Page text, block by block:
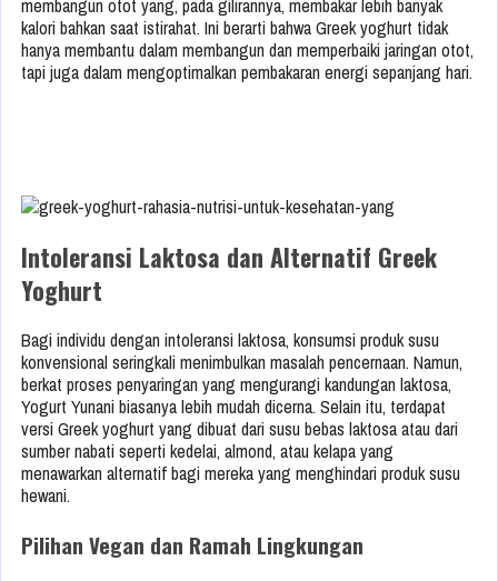
membangun otot yang, pada gilirannya, membakar lebih banyak
kalori bahkan saat istirahat. Ini berarti bahwa Greek yoghurt tidak
hanya membantu dalam membangun dan memperbaiki jaringan otot,
tapi juga dalam mengoptimalkan pembakaran energi sepanjang hari.
Intoleransi Laktosa dan Alternatif Greek
Yoghurt
Bagi individu dengan intoleransi laktosa, konsumsi produk susu
konvensional seringkali menimbulkan masalah pencernaan. Namun,
berkat proses penyaringan yang mengurangi kandungan laktosa,
Yogurt Yunani biasanya lebih mudah dicerna. Selain itu, terdapat
versi Greek yoghurt yang dibuat dari susu bebas laktosa atau dari
sumber nabati seperti kedelai, almond, atau kelapa yang
menawarkan alternatif bagi mereka yang menghindari produk susu
hewani.
Pilihan Vegan dan Ramah Lingkungan